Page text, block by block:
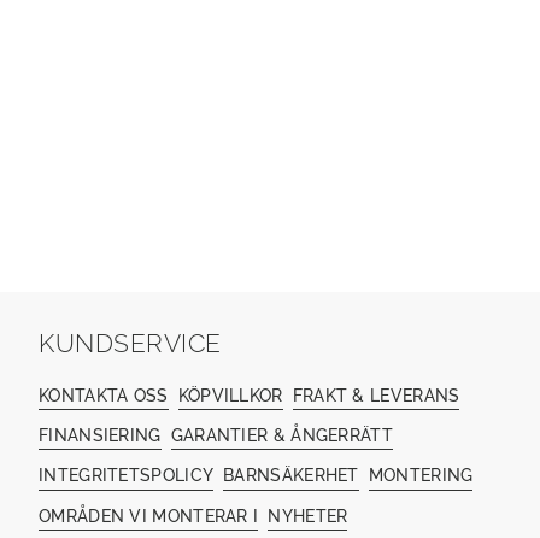
KUNDSERVICE
KONTAKTA OSS KÖPVILLKOR FRAKT & LEVERANS
FINANSIERING GARANTIER & ÅNGERRÄTT
INTEGRITETSPOLICY BARNSÄKERHET MONTERING
OMRÅDEN VI MONTERAR I NYHETER